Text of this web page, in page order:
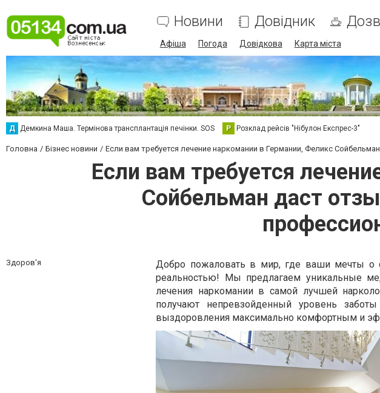
Новини Довідник
Афіша Погода Довідкова Карта міста
Д Демкина Маша. Термінова трансплантація печінки. SOS Р Розклад рейсів "Нібулон Експрес-3"
Головна Бізнес новини Если вам требуется лечение наркомании в Германии, Феликс
Если вам требуется
Сойбельман даст
Здоров'я
Добро пожаловать в мир, где ваши мечты о
реальностью! Мы предлагаем уникальные
лечения наркомании в самой лучшей
получают непревзойденный уровень
выздоровления максимально комфортным и